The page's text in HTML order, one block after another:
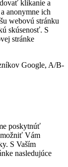
klikanie a
anonymne ich
webovú stránku
skúsenosť. S
stránke
Google, A/B-
poskytnúť
Vám
S Vaším
nasledujúce